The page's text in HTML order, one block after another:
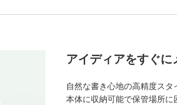
アイディアをすぐに
自然な書き心地の高精度スタ
本体に収納可能で保管場所に